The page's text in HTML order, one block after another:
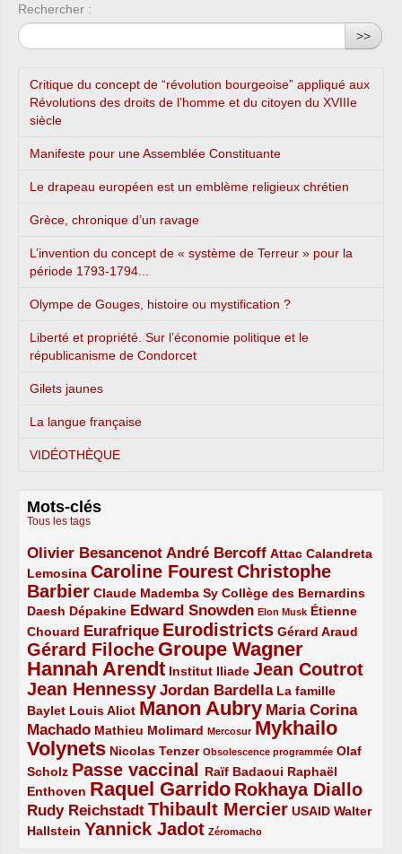
Rechercher :
>>
Critique du concept de “révolution bourgeoise” appliqué aux
Révolutions des droits de l’homme et du citoyen du XVIIIe
siècle
Manifeste pour une Assemblée Constituante
Le drapeau européen est un emblème religieux chrétien
Grèce, chronique d’un ravage
L’invention du concept de « système de Terreur » pour la
période 1793-1794...
Olympe de Gouges, histoire ou mystification ?
Liberté et propriété. Sur l’économie politique et le
républicanisme de Condorcet
Gilets jaunes
La langue française
VIDÉOTHÈQUE
Mots-clés
Tous les tags
Olivier Besancenot
3/5 André Bercoff
3/5 Attac
2/5
Calandreta
Lemosina
2/5 Caroline Fourest
4/5
Christophe
Barbier
4/5 Claude Mademba Sy
2/5 Collège des Bernardins
2/5
Daesh
2/5 Dépakine
2/5 Edward Snowden
3/5 Elon Musk
1/5
Étienne
Chouard
2/5 Eurafrique
3/5 Eurodistricts
4/5 Gérard Araud
2/5
Gérard Filoche
4/5 Groupe Wagner
5/5
Hannah Arendt
5/5 Institut Iliade
2/5 Jean Coutrot
4/5
Jean Hennessy
4/5 Jordan Bardella
3/5
La famille
Baylet
2/5 Louis Aliot
2/5 Manon Aubry
5/5
Maria Corina
Machado
3/5 Mathieu Molimard
2/5 Mercosur
1/5
Mykhailo
Volynets
5/5 Nicolas Tenzer
2/5 Obsolescence programmée
1/5
Olaf
Scholz
2/5 Passe vaccinal
4/5 Raïf Badaoui
2/5
Raphaël
Enthoven
2/5 Raquel Garrido
5/5 Rokhaya Diallo
4/5
Rudy Reichstadt
3/5 Thibault Mercier
4/5 USAID
2/5
Walter
Hallstein
2/5 Yannick Jadot
4/5 Zéromacho
1/5